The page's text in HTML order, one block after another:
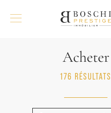
Acheter
176 RÉSULTATS